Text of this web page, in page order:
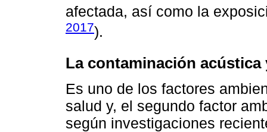
afectada, así como la
2017).
La contaminación
Es uno de los factores
salud y, el segundo factor
según investigaciones